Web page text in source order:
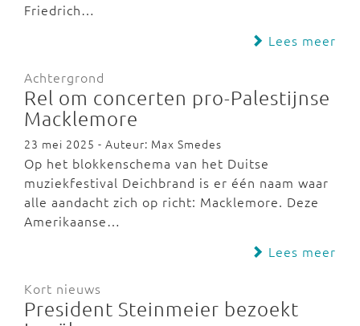
Friedrich…
Lees meer
Achtergrond
Rel om concerten pro-Palestijnse
Macklemore
23 mei 2025 - Auteur: Max Smedes
Op het blokkenschema van het Duitse
muziekfestival Deichbrand is er één naam waar
alle aandacht zich op richt: Macklemore. Deze
Amerikaanse…
Lees meer
Kort nieuws
President Steinmeier bezoekt